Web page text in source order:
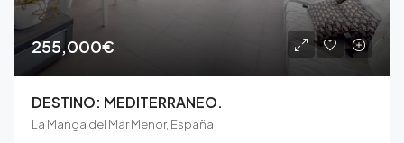
255,000€
DESTINO: MEDITERRANEO.
La Manga del Mar Menor, España